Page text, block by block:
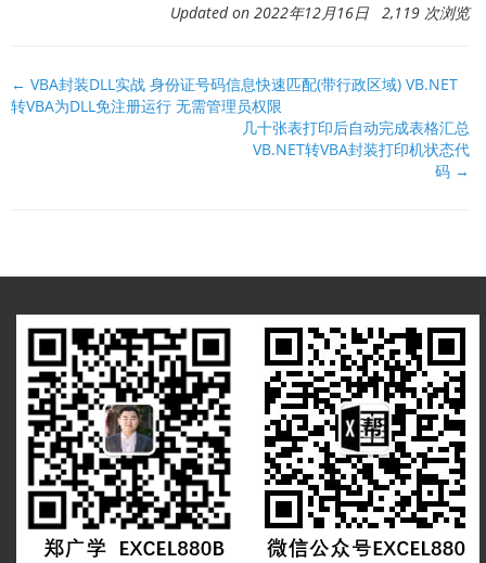
Updated on 2022年12月16日 2,119 次浏览
文
档
← VBA封装DLL实战 身份证号码信息快速匹配(带行政区域) VB.NET
转VBA为DLL免注册运行 无需管理员权限
几十张表打印后自动完成表格汇总
VB.NET转VBA封装打印机状态代
码 →